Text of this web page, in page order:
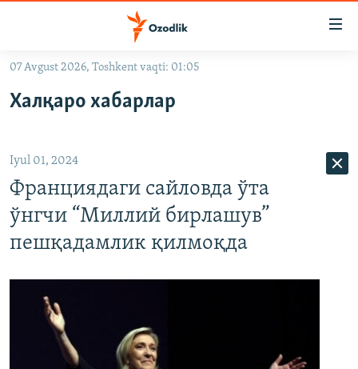
Асосий
навигацияга
Қидиришга
ўтинг
OZODVIDEO
На русском
ИЖТИМОИЙ ТАРМОҚЛАР
Озодлик бошқа тилларда
07 Avgust 2026, Toshkent vaqti: 01:05
Халқаро хабарлар
Iyul 01, 2024
Франциядаги сайловда ўта
ўнгчи “Миллий бирлашув”
пешқадамлик қилмоқда